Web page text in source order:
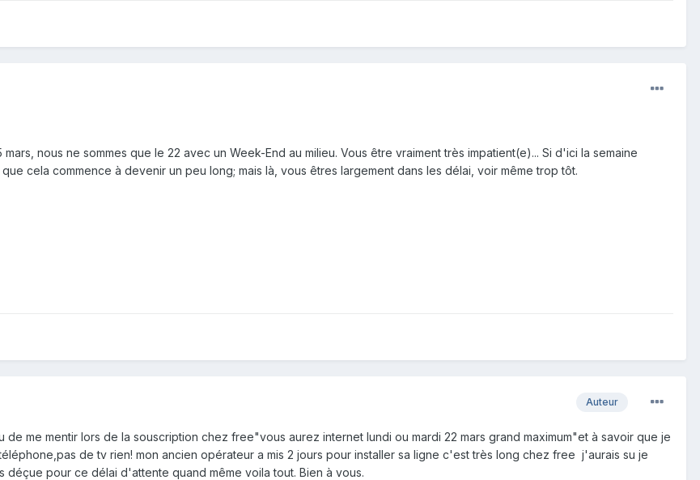
nous ne sommes que le 22 avec un Week-End au milieu. Vous être vraiment très impatient(e)... Si d'ici la semaine
cela commence à devenir un peu long; mais là, vous êtres largement dans les délai, voir même trop tôt.
Auteur
de me mentir lors de la souscription chez free"vous aurez internet lundi ou mardi 22 mars grand maximum"et à savoir que je
de tv rien! mon ancien opérateur a mis 2 jours pour installer sa ligne c'est très long chez free j'aurais su je
pour ce délai d'attente quand même voila tout. Bien à vous.